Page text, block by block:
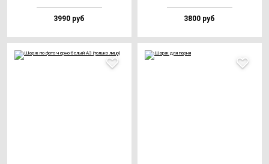
3990 руб 3800 руб